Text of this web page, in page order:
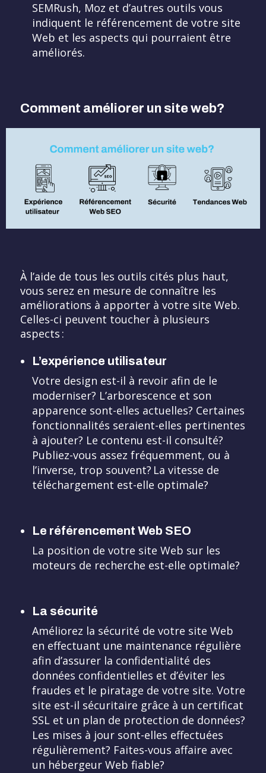
SEMRush, Moz et d’autres outils vous
indiquent le référencement de votre site
Web et les aspects qui pourraient être
améliorés.
Comment améliorer un site web?
À l’aide de tous les outils cités plus haut,
vous serez en mesure de connaître les
améliorations à apporter à votre site Web.
Celles-ci peuvent toucher à plusieurs
aspects :
L’expérience utilisateur
Votre design est-il à revoir afin de le
moderniser? L’arborescence et son
apparence sont-elles actuelles? Certaines
fonctionnalités seraient-elles pertinentes
à ajouter? Le contenu est-il consulté?
Publiez-vous assez fréquemment, ou à
l’inverse, trop souvent? La vitesse de
téléchargement est-elle optimale?
Le référencement Web SEO
La position de votre site Web sur les
moteurs de recherche est-elle optimale?
La sécurité
Améliorez la sécurité de votre site Web
en effectuant une maintenance régulière
afin d’assurer la confidentialité des
données confidentielles et d’éviter les
fraudes et le piratage de votre site. Votre
site est-il sécuritaire grâce à un certificat
SSL et un plan de protection de données?
Les mises à jour sont-elles effectuées
régulièrement? Faites-vous affaire avec
un hébergeur Web fiable?